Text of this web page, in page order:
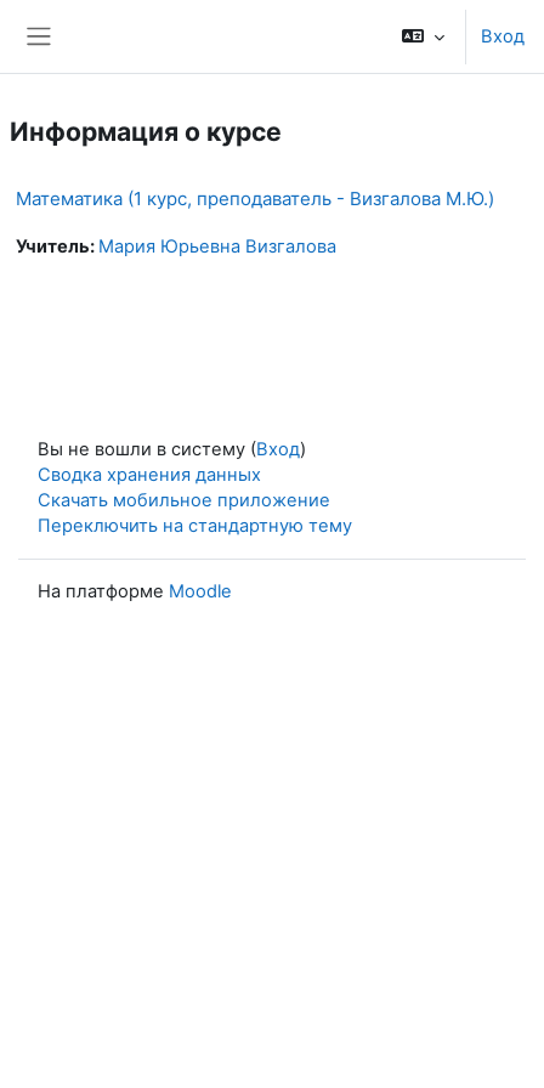
Вход
Информация о курсе
Математика (1 курс, преподаватель - Визгалова М.Ю.)
Учитель: Мария Юрьевна Визгалова
Вы не вошли в систему (Вход)
Сводка хранения данных
Скачать мобильное приложение
Переключить на стандартную тему
На платформе Moodle